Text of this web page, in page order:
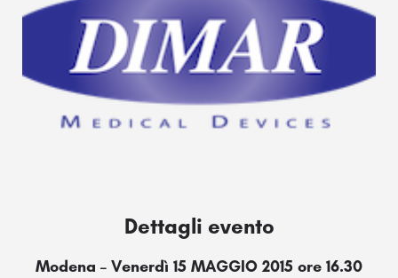
Dettagli evento
Modena – Venerdì 15 MAGGIO 2015 ore 16.30